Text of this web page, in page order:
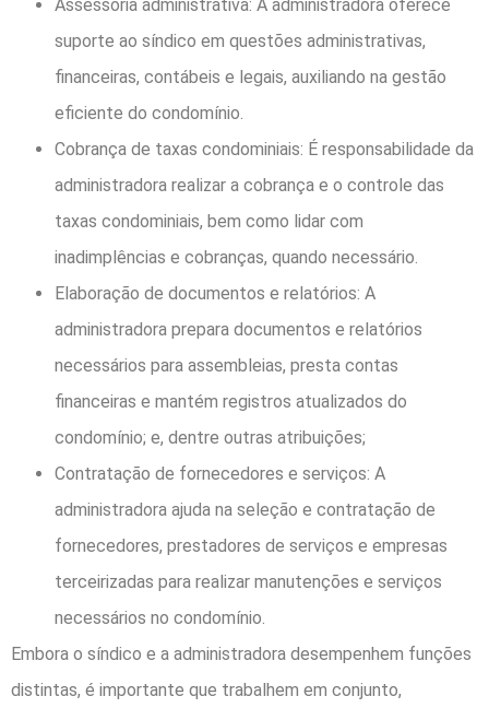
Assessoria administrativa: A administradora oferece
suporte ao síndico em questões administrativas,
financeiras, contábeis e legais, auxiliando na gestão
eficiente do condomínio.
Cobrança de taxas condominiais: É responsabilidade da
administradora realizar a cobrança e o controle das
taxas condominiais, bem como lidar com
inadimplências e cobranças, quando necessário.
Elaboração de documentos e relatórios: A
administradora prepara documentos e relatórios
necessários para assembleias, presta contas
financeiras e mantém registros atualizados do
condomínio; e, dentre outras atribuições;
Contratação de fornecedores e serviços: A
administradora ajuda na seleção e contratação de
fornecedores, prestadores de serviços e empresas
terceirizadas para realizar manutenções e serviços
necessários no condomínio.
Embora o síndico e a administradora desempenhem funções
distintas, é importante que trabalhem em conjunto,